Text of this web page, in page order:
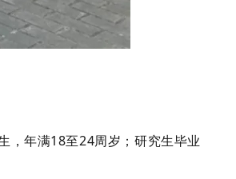
，年满18至24周岁；研究生毕业